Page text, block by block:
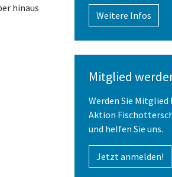
hinaus
Weitere Infos
Mitglied
Werden Sie Mitglied
Aktion
und helfen Sie uns.
Jetzt anmelden!